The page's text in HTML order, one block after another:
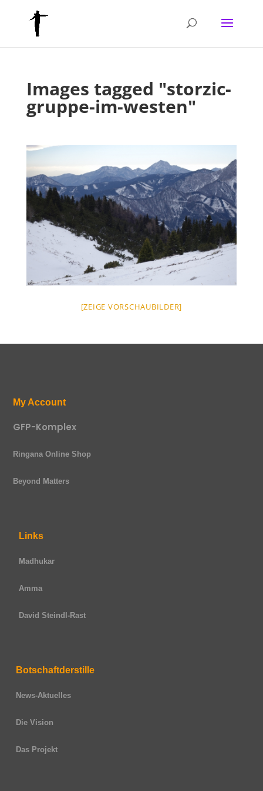
Images tagged "storzic-
gruppe-im-westen"
[ZEIGE VORSCHAUBILDER]
My Account
GFP-Komplex
Ringana Online Shop
Beyond Matters
Links
Madhukar
Amma
David Steindl-Rast
Botschaftderstille
News-Aktuelles
Die Vision
Das Projekt